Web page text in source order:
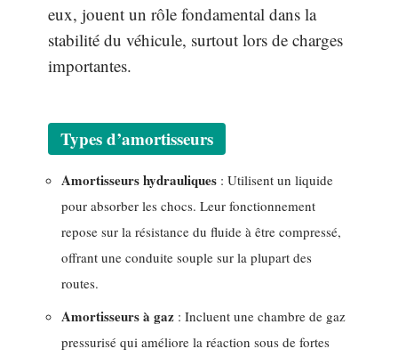
eux, jouent un rôle fondamental dans la
stabilité du véhicule, surtout lors de charges
importantes.
Types d’amortisseurs
Amortisseurs hydrauliques : Utilisent un liquide
pour absorber les chocs. Leur fonctionnement
repose sur la résistance du fluide à être compressé,
offrant une conduite souple sur la plupart des
routes.
Amortisseurs à gaz : Incluent une chambre de gaz
pressurisé qui améliore la réaction sous de fortes